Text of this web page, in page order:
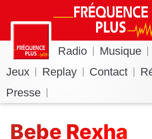
Radio Musique
Jeux
Replay Contact
Presse
Bebe Rexha